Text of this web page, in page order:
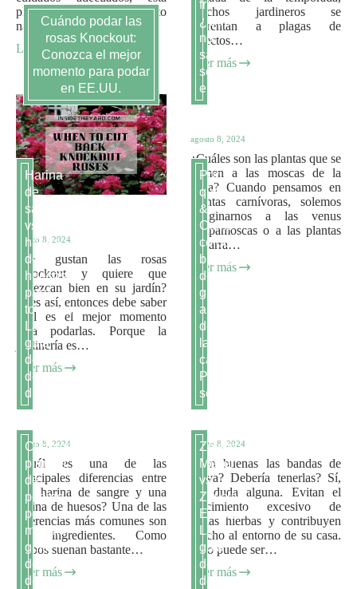
planta aportará un aspecto
natural y cautivador…
Leer más
muchos jardineros se
enfrentan a plagas de
insectos…
Leer más
Cuándo podar las
rosas Knockout:
Conozca el mejor
momento para podar
en EE.UU.
agosto 8, 2024
¿Le gustan las rosas
Knockout y quiere que
florezcan bien en su jardín?
Si es así, entonces debe saber
cuál es el mejor momento
para podarlas. Porque la
jardinería es…
Leer más
fruta-
¿Qué
no
sabe
sobre
ellas?
agosto 8, 2024
¿Cuáles son las plantas que se
comen a las moscas de la
fruta? Cuando pensamos en
plantas carnívoras, solemos
imaginarnos a las venus
atrapamoscas o a las plantas
de jarra…
Leer más
Harina
de
sangre
vs
harina
de
huesos
para
tomates:
La
guía
definitiva
de
diferenciación
agosto 8, 2024
¿Cuál es una de las
principales diferencias entre
una harina de sangre y una
harina de huesos? Una de las
diferencias más comunes son
sus ingredientes. Como
ambos suenan bastante…
Leer más
Por
qué
&
Cómo
colocar
banda
de
grava
alrededor
de
la
casa:
Procedimientos
sencillos
agosto 8, 2024
¿Son buenas las bandas de
grava? Debería tenerlas? Sí,
sin duda alguna. Evitan el
crecimiento excesivo de
malas hierbas y contribuyen
mucho al entorno de su casa.
Pero puede ser…
Leer más
Cuántas
plantas
de
pepino
por
maceta:
guía
definitiva
del
Zoysia
Meyer
vs
Zoysia
Esmeralda:
La
guía
definitiva
de